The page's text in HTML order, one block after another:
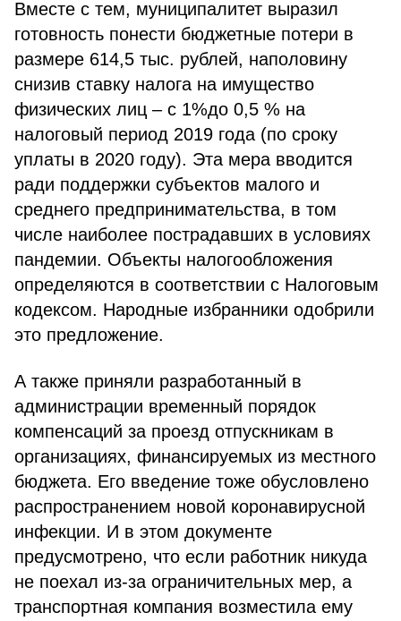
Вместе с тем, муниципалитет выразил
готовность понести бюджетные потери в
размере 614,5 тыс. рублей, наполовину
снизив ставку налога на имущество
физических лиц – с 1%до 0,5 % на
налоговый период 2019 года (по сроку
уплаты в 2020 году). Эта мера вводится
ради поддержки субъектов малого и
среднего предпринимательства, в том
числе наиболее пострадавших в условиях
пандемии. Объекты налогообложения
определяются в соответствии с Налоговым
кодексом. Народные избранники одобрили
это предложение.
А также приняли разработанный в
администрации временный порядок
компенсаций за проезд отпускникам в
организациях, финансируемых из местного
бюджета. Его введение тоже обусловлено
распространением новой коронавирусной
инфекции. И в этом документе
предусмотрено, что если работник никуда
не поехал из-за ограничительных мер, а
транспортная компания возместила ему